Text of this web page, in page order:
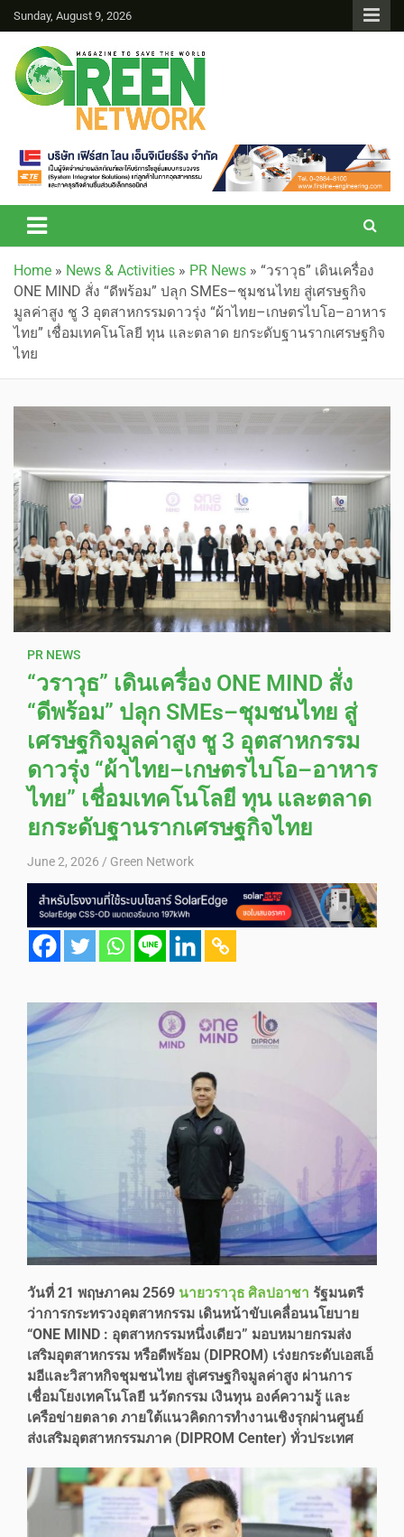
Sunday, August 9, 2026
Green Network
Home » News & Activities » PR News » “วราวุธ” เดินเครื่อง
ONE MIND สั่ง “ดีพร้อม” ปลุก SMEs–ชุมชนไทย สู่เศรษฐกิจ
มูลค่าสูง ชู 3 อุตสาหกรรมดาวรุ่ง “ผ้าไทย–เกษตรไบโอ–อาหาร
ไทย” เชื่อมเทคโนโลยี ทุน และตลาด ยกระดับฐานรากเศรษฐกิจ
ไทย
PR NEWS
“วราวุธ” เดินเครื่อง ONE MIND สั่ง
“ดีพร้อม” ปลุก SMEs–ชุมชนไทย สู่
เศรษฐกิจมูลค่าสูง ชู 3 อุตสาหกรรม
ดาวรุ่ง “ผ้าไทย–เกษตรไบโอ–อาหาร
ไทย” เชื่อมเทคโนโลยี ทุน และตลาด
ยกระดับฐานรากเศรษฐกิจไทย
June 2, 2026 Green Network
วันที่ 21 พฤษภาคม 2569 นายวราวุธ ศิลปอาชา รัฐมนตรี
ว่าการกระทรวงอุตสาหกรรม เดินหน้าขับเคลื่อนนโยบาย
“ONE MIND : อุตสาหกรรมหนึ่งเดียว” มอบหมายกรมส่ง
เสริมอุตสาหกรรม หรือดีพร้อม (DIPROM) เร่งยกระดับเอสเอ็
มอีและวิสาหกิจชุมชนไทย สู่เศรษฐกิจมูลค่าสูง ผ่านการ
เชื่อมโยงเทคโนโลยี นวัตกรรม เงินทุน องค์ความรู้ และ
เครือข่ายตลาด ภายใต้แนวคิดการทำงานเชิงรุกผ่านศูนย์
ส่งเสริมอุตสาหกรรมภาค (DIPROM Center) ทั่วประเทศ